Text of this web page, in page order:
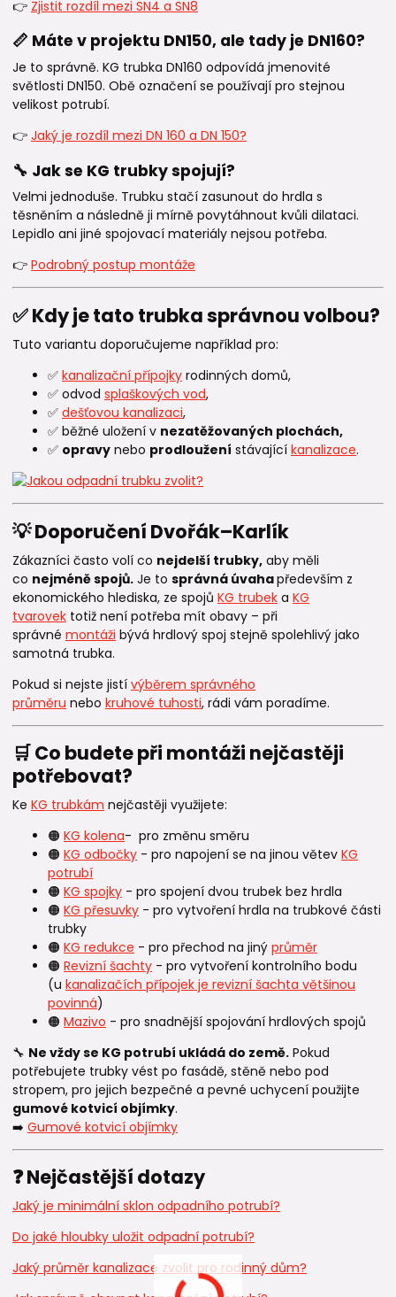
👉 Zjistit rozdíl mezi SN4 a SN8
📏 Máte v projektu DN150, ale tady je DN160?
Je to správně. KG trubka DN160 odpovídá jmenovité
světlosti DN150. Obě označení se používají pro stejnou
velikost potrubí.
👉 Jaký je rozdíl mezi DN 160 a DN 150?
🔧 Jak se KG trubky spojují?
Velmi jednoduše. Trubku stačí zasunout do hrdla s
těsněním a následně ji mírně povytáhnout kvůli dilataci.
Lepidlo ani jiné spojovací materiály nejsou potřeba.
👉 Podrobný postup montáže
✅ Kdy je tato trubka správnou volbou?
Tuto variantu doporučujeme například pro:
✅ kanalizační přípojky rodinných domů,
✅ odvod splaškových vod,
✅ dešťovou kanalizaci,
✅ běžné uložení v nezatěžovaných plochách,
✅ opravy nebo prodloužení stávající kanalizace.
💡 Doporučení Dvořák–Karlík
Zákazníci často volí co nejdelší trubky, aby měli
co nejméně spojů. Je to správná úvahapředevším z
ekonomického hlediska, ze spojů KG trubek a KG
tvarovek totiž není potřeba mít obavy – při
správné montáži bývá hrdlový spoj stejně spolehlivý jako
samotná trubka.
Pokud si nejste jistí výběrem správného
průměru nebo kruhové tuhosti, rádi vám poradíme.
🛒 Co budete při montáži nejčastěji
potřebovat?
Ke KG trubkám nejčastěji využijete:
🟠 KG kolena- pro změnu směru
🟠 KG odbočky - pro napojení se na jinou větev KG
potrubí
🟠 KG spojky - pro spojení dvou trubek bez hrdla
🟠 KG přesuvky - pro vytvoření hrdla na trubkové části
trubky
🟠 KG redukce - pro přechod na jiný průměr
🟠 Revizní šachty - pro vytvoření kontrolního bodu
(u kanalizačích přípojek je revizní šachta většinou
povinná)
🟠 Mazivo - pro snadnější spojování hrdlových spojů
🔧 Ne vždy se KG potrubí ukládá do země. Pokud
potřebujete trubky vést po fasádě, stěně nebo pod
stropem, pro jejich bezpečné a pevné uchycení použijte
gumové kotvicí objímky.
➡️ Gumové kotvicí objímky
❓ Nejčastější dotazy
Jaký je minimální sklon odpadního potrubí?
Do jaké hloubky uložit odpadní potrubí?
Jaký průměr kanalizace zvolit pro rodinný dům?